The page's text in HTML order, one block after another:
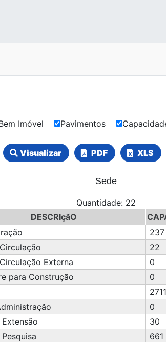
Imóvel Pavimentos
Visualizar PDF XLS
Sede
Quantidade: 22
DESCRIçãO
237
22
Externa
0
para Construção
0
2711
0
30
661